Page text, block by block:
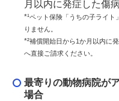
月以内に発症した傷
*¹ペット保険「うちの子ライト
りません。
*²補償開始日から1か月以内に
へ直接ご請求ください。
最寄りの動物病院が
場合